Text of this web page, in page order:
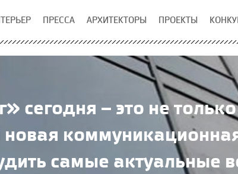
ПРЕССА АРХИТЕКТОРЫ ПРОЕКТЫ
сегодня – это не
новая
самые актуальные